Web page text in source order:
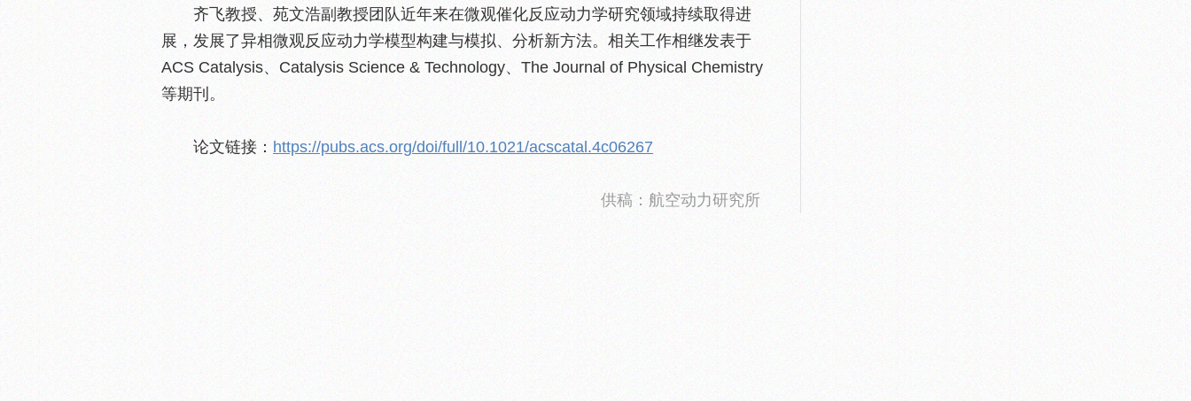
齐飞教授、苑文浩副教授团队近年来在微观催化反应动力学研究领域持续取得进
展，发展了异相微观反应动力学模型构建与模拟、分析新方法。相关工作相继发表于
ACS Catalysis、Catalysis Science & Technology、The Journal of Physical Chemistry
等期刊。
论文链接： https://pubs.acs.org/doi/full/10.1021/acscatal.4c06267
供稿：航空动力研究所